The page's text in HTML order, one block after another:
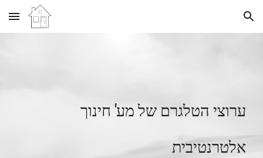
Skip to main content Skip to navigation
ערוצי הטלגרם של מע' חינוך
אלטרנטיבית